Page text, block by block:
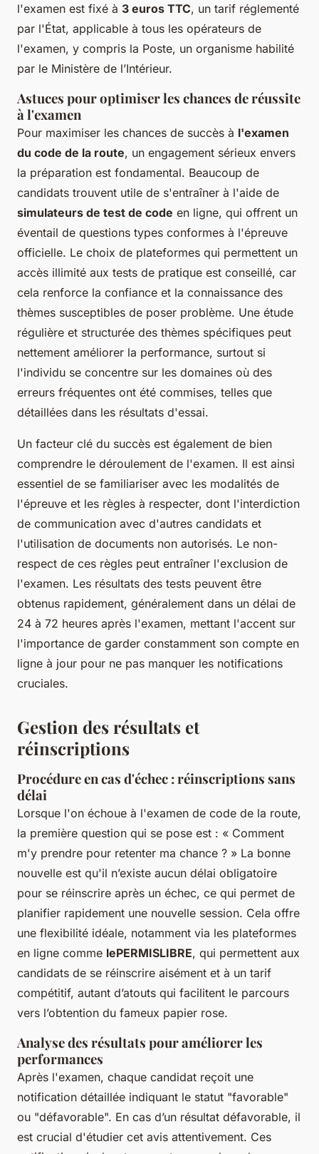
l'examen est fixé à 3 euros TTC, un tarif réglementé
par l'État, applicable à tous les opérateurs de
l'examen, y compris la Poste, un organisme habilité
par le Ministère de l’Intérieur.
Astuces pour optimiser les chances de réussite
à l'examen
Pour maximiser les chances de succès à l'examen
du code de la route, un engagement sérieux envers
la préparation est fondamental. Beaucoup de
candidats trouvent utile de s'entraîner à l'aide de
simulateurs de test de code en ligne, qui offrent un
éventail de questions types conformes à l'épreuve
officielle. Le choix de plateformes qui permettent un
accès illimité aux tests de pratique est conseillé, car
cela renforce la confiance et la connaissance des
thèmes susceptibles de poser problème. Une étude
régulière et structurée des thèmes spécifiques peut
nettement améliorer la performance, surtout si
l'individu se concentre sur les domaines où des
erreurs fréquentes ont été commises, telles que
détaillées dans les résultats d'essai.
Un facteur clé du succès est également de bien
comprendre le déroulement de l'examen. Il est ainsi
essentiel de se familiariser avec les modalités de
l'épreuve et les règles à respecter, dont l'interdiction
de communication avec d'autres candidats et
l'utilisation de documents non autorisés. Le non-
respect de ces règles peut entraîner l'exclusion de
l'examen. Les résultats des tests peuvent être
obtenus rapidement, généralement dans un délai de
24 à 72 heures après l'examen, mettant l'accent sur
l'importance de garder constamment son compte en
ligne à jour pour ne pas manquer les notifications
cruciales.
Gestion des résultats et
réinscriptions
Procédure en cas d'échec : réinscriptions sans
délai
Lorsque l'on échoue à l'examen de code de la route,
la première question qui se pose est : « Comment
m'y prendre pour retenter ma chance ? » La bonne
nouvelle est qu'il n’existe aucun délai obligatoire
pour se réinscrire après un échec, ce qui permet de
planifier rapidement une nouvelle session. Cela offre
une flexibilité idéale, notamment via les plateformes
en ligne comme lePERMISLIBRE, qui permettent aux
candidats de se réinscrire aisément et à un tarif
compétitif, autant d’atouts qui facilitent le parcours
vers l’obtention du fameux papier rose.
Analyse des résultats pour améliorer les
performances
Après l'examen, chaque candidat reçoit une
notification détaillée indiquant le statut "favorable"
ou "défavorable". En cas d’un résultat défavorable, il
est crucial d'étudier cet avis attentivement. Ces